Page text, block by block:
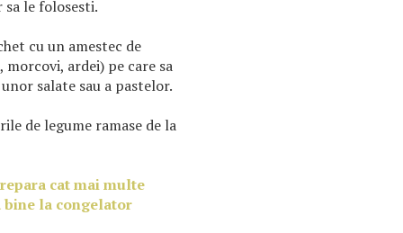
le folosesti.
cu un amestec de
morcovi, ardei) pe care sa
salate sau a pastelor.
de legume ramase de la
cat mai multe
bine la congelator